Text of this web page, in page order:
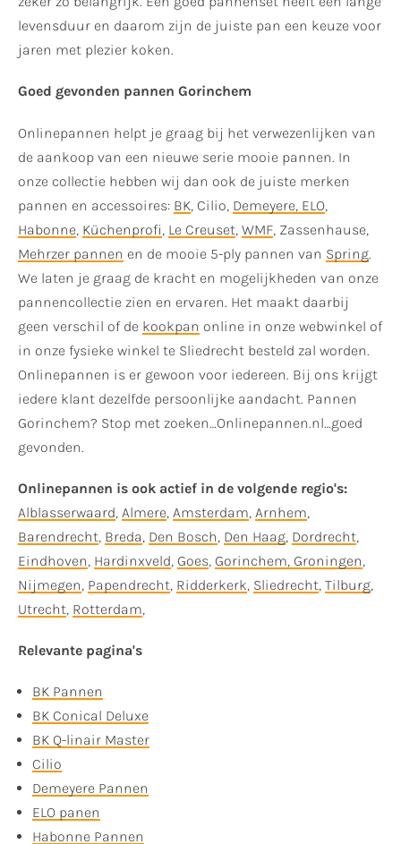
levensduur en daarom zijn de juiste pan een keuze voor
jaren met plezier koken.
Goed gevonden pannen Gorinchem
Onlinepannen helpt je graag bij het verwezenlijken van
de aankoop van een nieuwe serie mooie pannen. In
onze collectie hebben wij dan ook de juiste merken
pannen en accessoires: BK, Cilio, Demeyere, ELO,
Habonne, Küchenprofi, Le Creuset, WMF, Zassenhause,
Mehrzer pannen en de mooie 5-ply pannen van Spring.
We laten je graag de kracht en mogelijkheden van onze
pannencollectie zien en ervaren. Het maakt daarbij
geen verschil of de kookpan online in onze webwinkel of
in onze fysieke winkel te Sliedrecht besteld zal worden.
Onlinepannen is er gewoon voor iedereen. Bij ons krijgt
iedere klant dezelfde persoonlijke aandacht. Pannen
Gorinchem? Stop met zoeken…Onlinepannen.nl…goed
gevonden.
Onlinepannen is ook actief in de volgende regio's:
Alblasserwaard, Almere, Amsterdam, Arnhem,
Barendrecht, Breda, Den Bosch, Den Haag, Dordrecht,
Eindhoven, Hardinxveld, Goes, Gorinchem, Groningen,
Nijmegen, Papendrecht, Ridderkerk, Sliedrecht, Tilburg,
Utrecht, Rotterdam,
Relevante pagina's
BK Pannen
BK Conical Deluxe
BK Q-linair Master
Cilio
Demeyere Pannen
ELO panen
Habonne Pannen